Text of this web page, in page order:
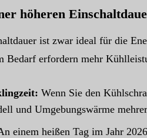
höheren
ist zwar ideal für die
Bedarf erfordern mehr
Wenn Sie den
und Umgebungswärme
einem heißen Tag im Jahr